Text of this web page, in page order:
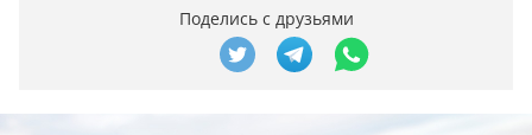
Поделись с друзьями